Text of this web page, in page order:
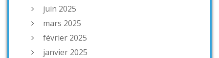
juin 2025
mars 2025
février 2025
janvier 2025